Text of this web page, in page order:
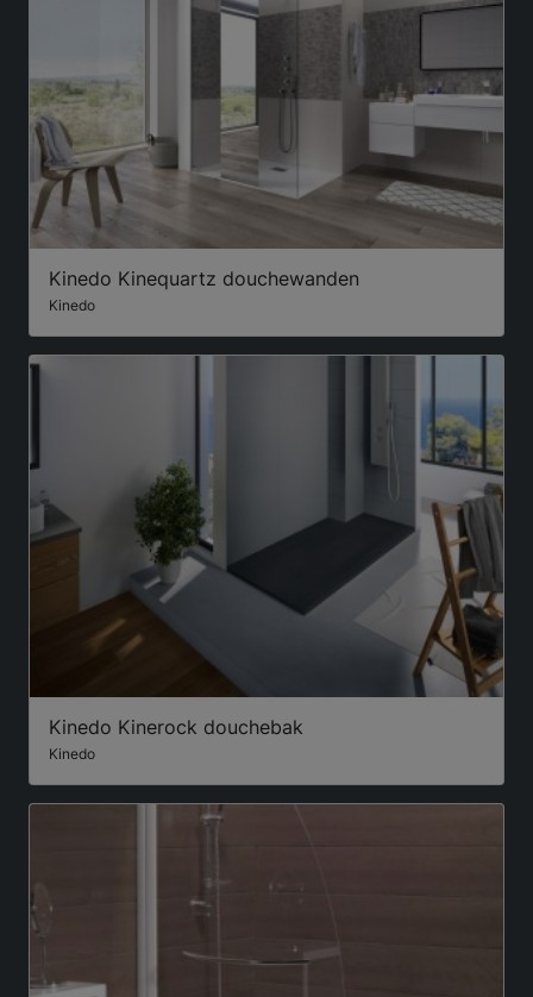
Kinedo Kinequartz douchewanden
Kinedo
Kinedo Kinerock douchebak
Kinedo